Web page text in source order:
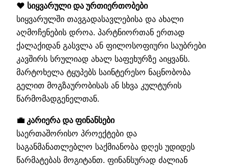
❤️ სიყვარული და ურთიერთობები
სიყვარულში თავგადასავლებისა და ახალი
აღმოჩენების დროა. პარტნიორთან ერთად
ქალაქიდან გასვლა ან ფილოსოფიური საუბრები
კავშირს სრულიად ახალ საფეხურზე აიყვანს.
მარტოხელა ტყუპებს საინტერესო ნაცნობობა
გელით მოგზაურობისას ან სხვა კულტურის
წარმომადგენელთან.
💼 კარიერა და ფინანსები
საერთაშორისო პროექტები და
საგანმანათლებლო საქმიანობა დღეს უდიდეს
წარმატებას მოგიტანთ. ფინანსურად ძალიან